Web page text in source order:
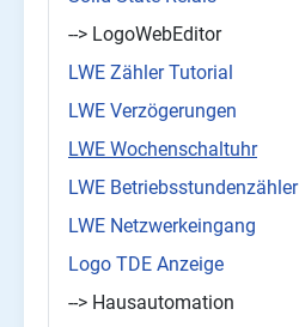
--> LogoWebEditor
LWE Zähler Tutorial
LWE Verzögerungen
LWE Wochenschaltuhr
LWE Betriebsstundenzähler
LWE Netzwerkeingang
Logo TDE Anzeige
--> Hausautomation